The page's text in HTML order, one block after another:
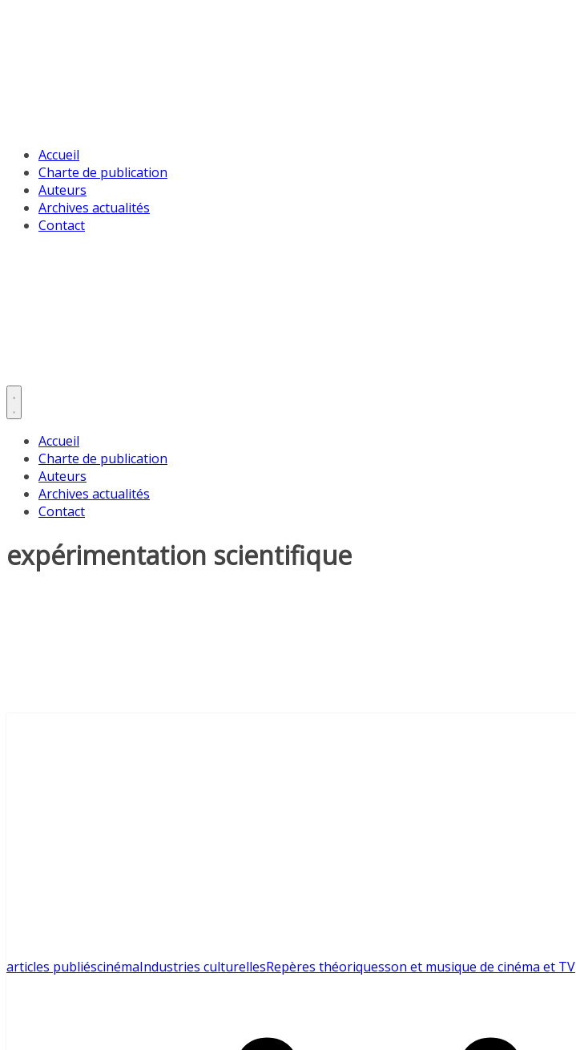
Accueil
Charte de publication
Auteurs
Archives actualités
Contact
Accueil
Charte de publication
Auteurs
Archives actualités
Contact
expérimentation scientifique
articles publiéscinémaIndustries culturellesRepères théoriquesson et musique de cinéma et TV